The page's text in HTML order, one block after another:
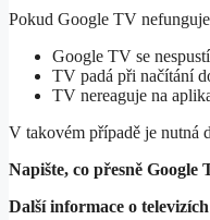
Pokud Google TV
Google TV se
TV padá při načítání
TV nereaguje na
V takovém případě je nutná
Napište, co přesně
Další informace o